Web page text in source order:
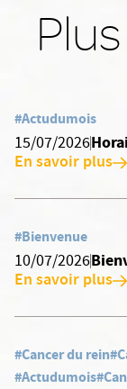
#Actudumois
15/07/2026
En savoir plus
#Bienvenue
10/07/2026
En savoir plus
#Cancer du rein
#Actudumois